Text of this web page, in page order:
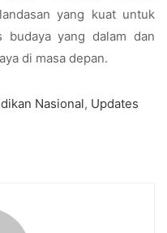
yang kuat untuk
budaya yang dalam dan
di masa depan.
Nasional, Updates